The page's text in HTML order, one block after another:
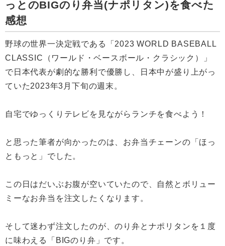
っとのBIGのり弁当(ナポリタン)を食べた
感想
野球の世界一決定戦である「2023 WORLD BASEBALL
CLASSIC（ワールド・ベースボール・クラシック）」
で日本代表が劇的な勝利で優勝し、日本中が盛り上がっ
ていた2023年3月下旬の週末。
自宅でゆっくりテレビを見ながらランチを食べよう！
と思った筆者が向かったのは、お弁当チェーンの「ほっ
ともっと」でした。
この日はだいぶお腹が空いていたので、自然とボリュー
ミーなお弁当を注文したくなります。
そして迷わず注文したのが、のり弁とナポリタンを１度
に味わえる「BIGのり弁」です。